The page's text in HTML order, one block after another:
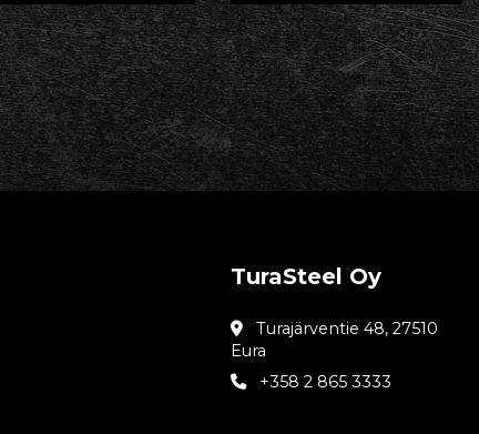
TuraSteel Oy
Turajärventie 48, 27510
Eura
+358 2 865 3333